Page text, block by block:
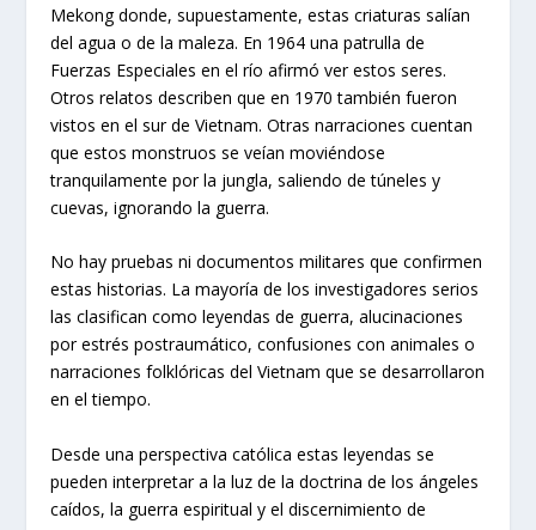
Mekong donde, supuestamente, estas criaturas salían
del agua o de la maleza. En 1964 una patrulla de
Fuerzas Especiales en el río afirmó ver estos seres.
Otros relatos describen que en 1970 también fueron
vistos en el sur de Vietnam. Otras narraciones cuentan
que estos monstruos se veían moviéndose
tranquilamente por la jungla, saliendo de túneles y
cuevas, ignorando la guerra.
No hay pruebas ni documentos militares que confirmen
estas historias. La mayoría de los investigadores serios
las clasifican como leyendas de guerra, alucinaciones
por estrés postraumático, confusiones con animales o
narraciones folklóricas del Vietnam que se desarrollaron
en el tiempo.
Desde una perspectiva católica estas leyendas se
pueden interpretar a la luz de la doctrina de los ángeles
caídos, la guerra espiritual y el discernimiento de